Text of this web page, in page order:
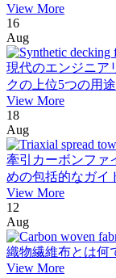
View More
16
Aug
現代のエンジニア
クの上位5つの用途
View More
18
Aug
牽引カーボンファ
めの包括的なガイ
View More
12
Aug
織物繊維布とは何
View More